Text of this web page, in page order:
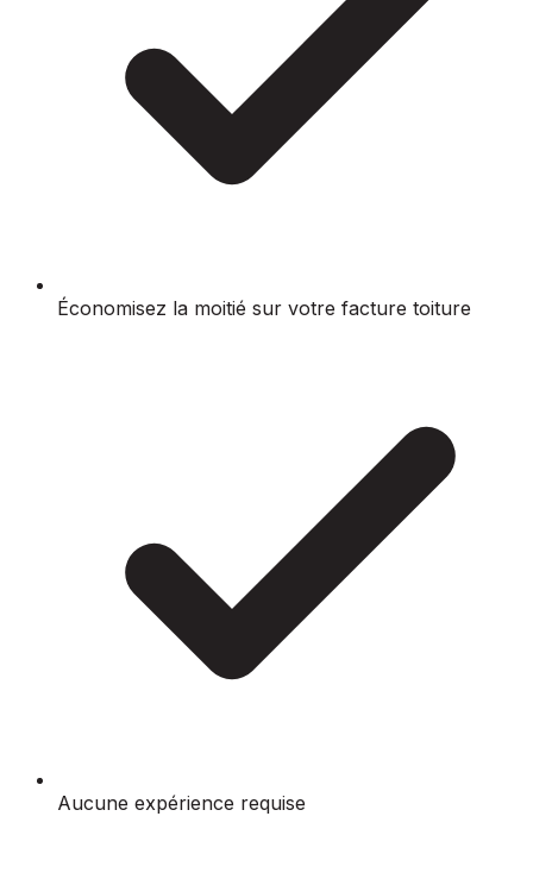
Économisez la moitié sur votre facture toiture
Aucune expérience requise